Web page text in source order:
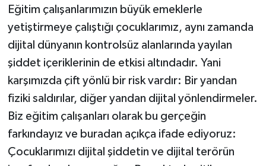
Eğitim çalışanlarımızın büyük emeklerle
yetiştirmeye çalıştığı çocuklarımız, aynı zamanda
dijital dünyanın kontrolsüz alanlarında yayılan
şiddet içeriklerinin de etkisi altındadır. Yani
karşımızda çift yönlü bir risk vardır: Bir yandan
fiziki saldırılar, diğer yandan dijital yönlendirmeler.
Biz eğitim çalışanları olarak bu gerçeğin
farkındayız ve buradan açıkça ifade ediyoruz:
Çocuklarımızı dijital şiddetin ve dijital terörün